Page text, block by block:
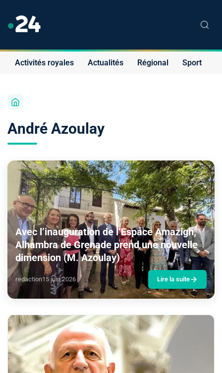
Activités royales Actualités Régional Sport
André Azoulay
Avec l’inauguration de l’Espace Amazigh,
Alhambra de Grenade prend une nouvelle
dimension (M. Azoulay)
redaction15 juin 2026 Lire la suite